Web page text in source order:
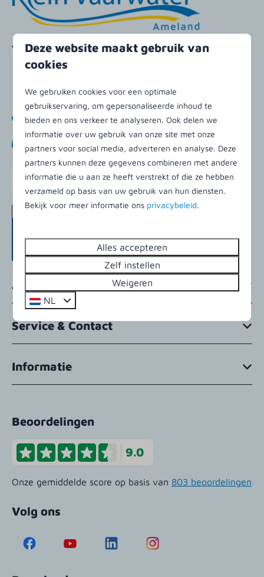
Klein Vaarwaterweg 14
9164 MA Buren (Ameland)
Nederland
+31 (0)519 542156
info@kleinvaarwater.nl
App met ons
Jouw verblijf
Service & Contact
Informatie
Beoordelingen
9.0
Onze gemiddelde score op basis van 803 beoordelingen
Volg ons
Deze website maakt gebruik van
cookies
We gebruiken cookies voor een optimale
gebruikservaring, om gepersonaliseerde inhoud te
bieden en ons verkeer te analyseren. Ook delen we
informatie over uw gebruik van onze site met onze
partners voor social media, adverteren en analyse. Deze
partners kunnen deze gegevens combineren met andere
informatie die u aan ze heeft verstrekt of die ze hebben
verzameld op basis van uw gebruik van hun diensten.
Bekijk voor meer informatie ons privacybeleid.
Alles accepteren
Zelf instellen
Weigeren
NL